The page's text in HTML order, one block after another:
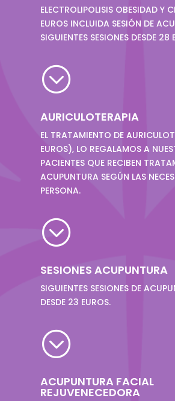
ELECTROLIPOLISIS OBESIDAD Y
EUROS INCLUIDA SESIÓN DE
SIGUIENTES SESIONES DESDE 28
;
AURICULOTERAPIA
EL TRATAMIENTO DE
EUROS), LO REGALAMOS A
PACIENTES QUE RECIBEN
ACUPUNTURA SEGÚN LAS
PERSONA.
;
SESIONES ACUPUNTURA
SIGUIENTES SESIONES DE
DESDE 23 EUROS.
;
ACUPUNTURA FACIAL
REJUVENECEDORA